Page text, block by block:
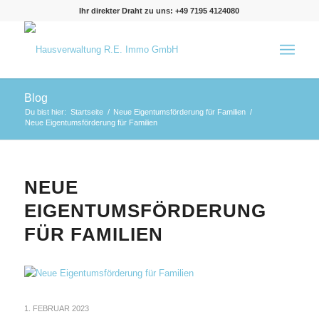
Ihr direkter Draht zu uns: +49 7195 4124080
Blog
Du bist hier: Startseite / Neue Eigentumsförderung für Familien /
Neue Eigentumsförderung für Familien
NEUE
EIGENTUMSFÖRDERUNG
FÜR FAMILIEN
1. FEBRUAR 2023